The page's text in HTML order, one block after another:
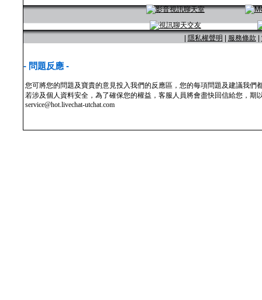
隱私權聲明 服務條款
- 問題反應 -
您可將您的問題及寶貴的意見投入我們的反應區，您的每項問題及建議我
若涉及個人資料安全，為了確保您的權益，客服人員將會盡快回信給您，
service@hot.livechat-utchat.com